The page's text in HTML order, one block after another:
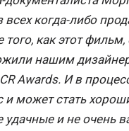
когда-либо
как этот фильм,
нашим
Awards. И в
и может стать
удачные и не очень